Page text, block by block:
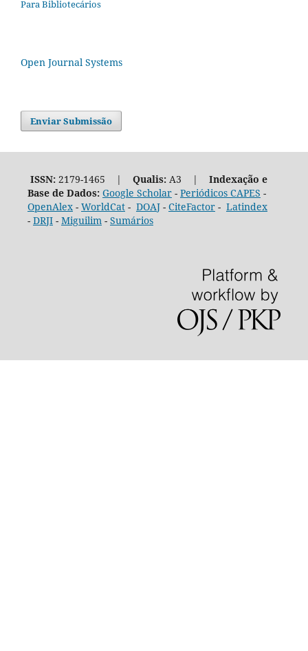
Para Bibliotecários
Open Journal Systems
Enviar Submissão
ISSN:2179-1465 | Qualis:A3 | Indexação e
Base de Dados: Google Scholar- Periódicos CAPES -
OpenAlex- WorldCat- DOAJ- CiteFactor- Latindex
- DRJI- Miguilim- Sumários